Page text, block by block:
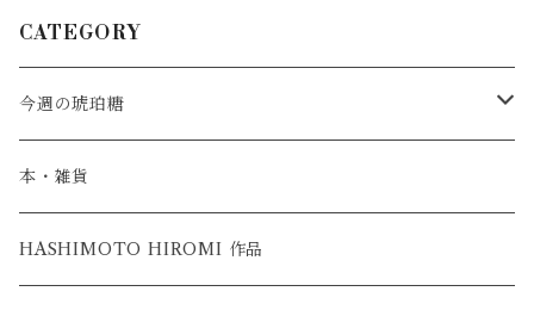
CATEGORY
今週の琥珀糖
スタンダード
季節の限定
本・雑貨
HASHIMOTO HIROMI 作品